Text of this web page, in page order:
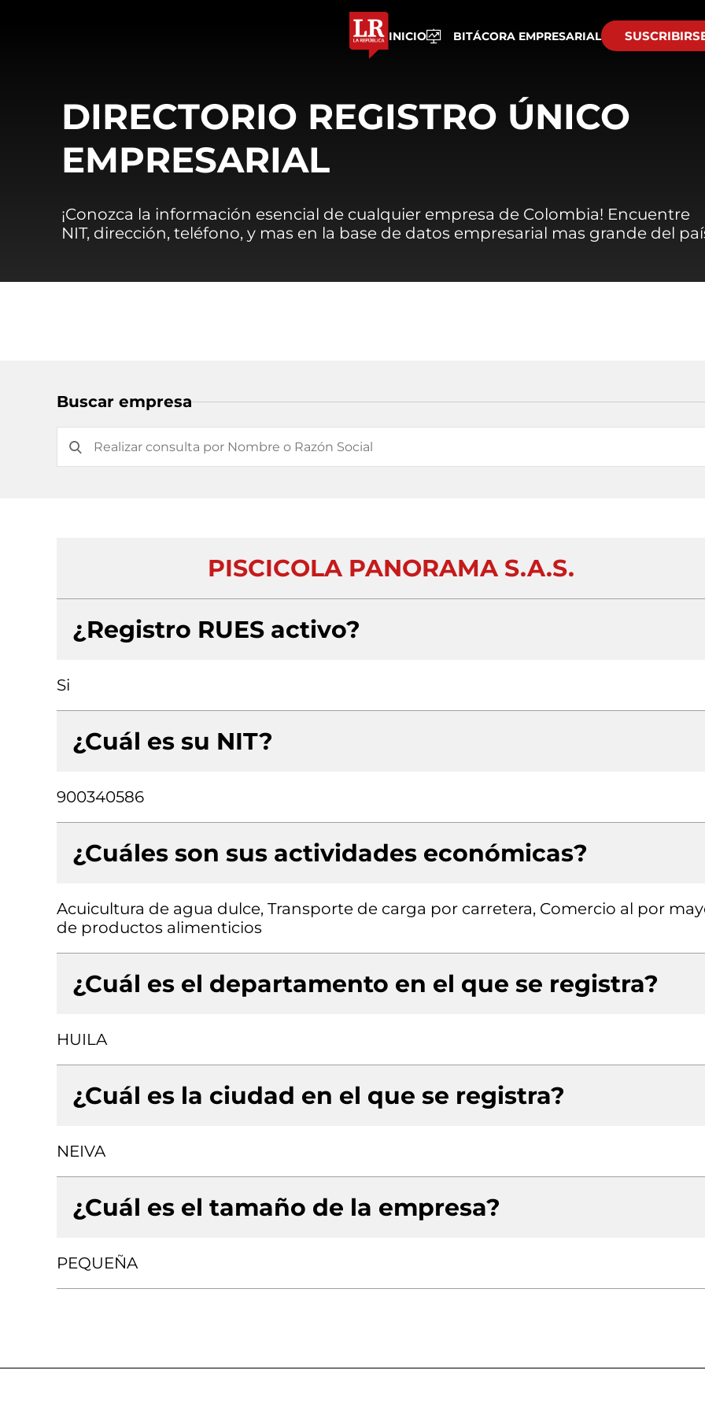
INICIO BITÁCORA EMPRESARIAL
DIRECTORIO REGISTRO ÚNICO
EMPRESARIAL
¡Conozca la información esencial de cualquier empresa de Colombia! Encuentre
NIT, dirección, teléfono, y mas en la base de datos empresarial mas grande del
Buscar empresa
PISCICOLA PANORAMA S.A.S.
¿Registro RUES activo?
Si
¿Cuál es su NIT?
900340586
¿Cuáles son sus actividades económicas?
Acuicultura de agua dulce, Transporte de carga por carretera, Comercio al por
de productos alimenticios
¿Cuál es el departamento en el que se registra?
HUILA
¿Cuál es la ciudad en el que se registra?
NEIVA
¿Cuál es el tamaño de la empresa?
PEQUEÑA